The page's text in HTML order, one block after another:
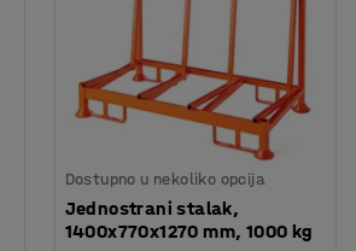
Dostupno u nekoliko opcija
Jednostrani stalak,
1400x770x1270 mm, 1000 kg